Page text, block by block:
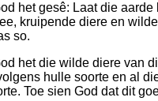
het gesê: Laat die
kruipende diere en
so.
het die wilde diere van
hulle soorte en al
Toe sien God dat dit